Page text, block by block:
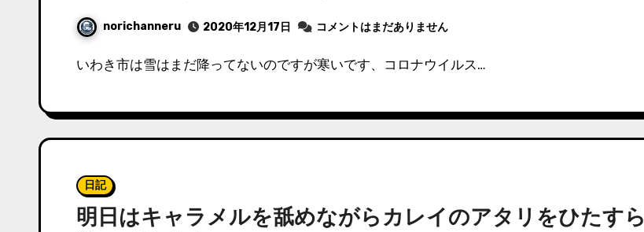
norichanneru 2020年12月17日 コメントはまだありません
いわき市は雪はまだ降ってないのですが寒いです、コロナウイルス…
日記
明日はキャラメルを舐めながらカレイのアタリをひたすら